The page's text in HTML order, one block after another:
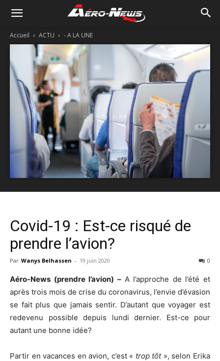
Accueil ACTU - A LA UNE
Covid-19 : Est-ce risqué de
prendre l’avion?
Par Wanys Belhassen - 19 juin 2020 0
Aéro-News (prendre l’avion) – A l’approche de l’été et
après trois mois de crise du coronavirus, l’envie d’évasion
se fait plus que jamais sentir. D’autant que voyager est
redevenu possible depuis lundi dernier. Est-ce pour
autant une bonne idée?
Partir en vacances en avion, c’est « trop tôt», selon Erika